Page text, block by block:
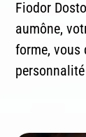
Fiodor
aumône,
forme, vous